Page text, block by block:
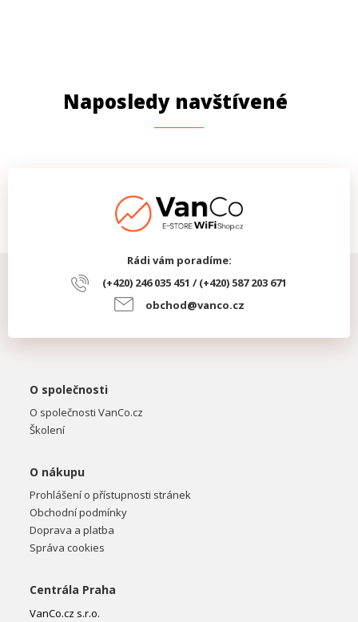
Naposledy navštívené
Rádi vám poradíme:
(+420) 246 035 451 / (+420) 587 203 671
obchod@vanco.cz
O společnosti
O společnosti VanCo.cz
Školení
O nákupu
Prohlášení o přístupnosti stránek
Obchodní podmínky
Doprava a platba
Správa cookies
Centrála Praha
VanCo.cz s.r.o.